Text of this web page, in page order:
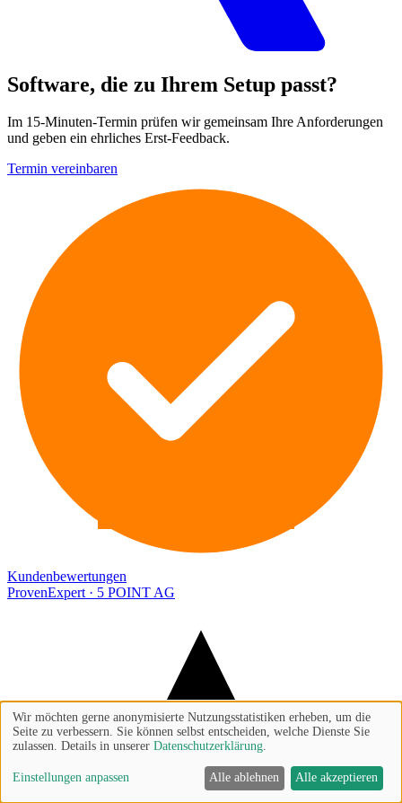
Software, die zu Ihrem Setup passt?
Im 15-Minuten-Termin prüfen wir gemeinsam Ihre Anforderungen
und geben ein ehrliches Erst-Feedback.
Termin vereinbaren
EXPERT
Kundenbewertungen
ProvenExpert · 5 POINT AG
Wir möchten gerne anonymisierte Nutzungsstatistiken erheben, um die
Seite zu verbessern. Sie können selbst entscheiden, welche Dienste Sie
zulassen. Details in unserer Datenschutzerklärung
Einstellungen anpassen Alle ablehnen Alle akzeptieren